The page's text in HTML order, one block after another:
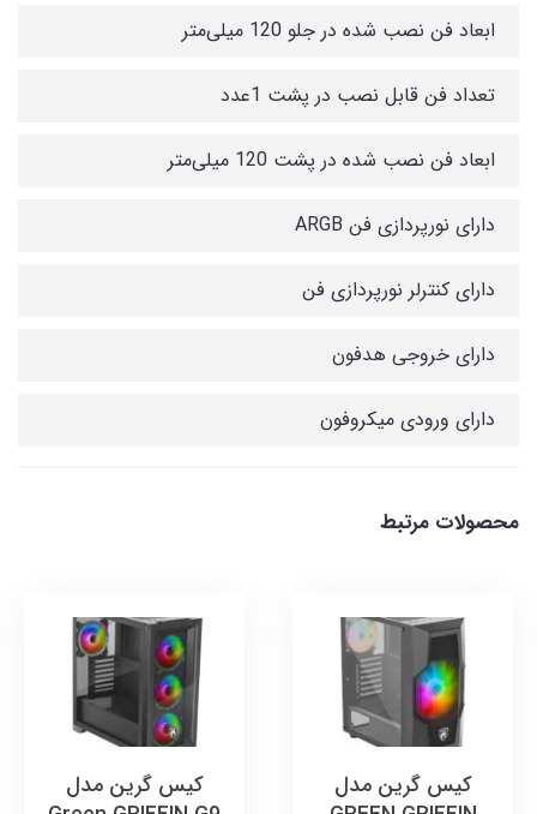
ابعاد فن نصب شده در جلو 120 میلی‌متر
تعداد فن قابل نصب در پشت 1عدد
ابعاد فن نصب شده در پشت 120 میلی‌متر
دارای نورپردازی فن ARGB
دارای کنترلر نورپردازی فن
دارای خروجی هدفون
دارای ورودی میکروفون
محصولات مرتبط
کیس گرین مدل
کیس گرین مدل